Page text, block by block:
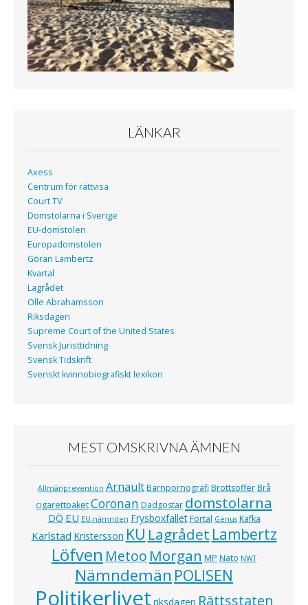
LÄNKAR
Axess
Centrum för rättvisa
Court TV
Domstolarna i Sverige
EU-domstolen
Europadomstolen
Göran Lambertz
Kvartal
Lagrådet
Olle Abrahamsson
Riksdagen
Supreme Court of the United States
Svensk Juristtidning
Svensk Tidskrift
Svenskt kvinnobiografiskt lexikon
MEST OMSKRIVNA ÄMNEN
Allmänprevention Arnault Barnpornografi Brottsoffer Brå
cigarettpaketCoronan Dadgostar domstolarna
DÖ EU EU-nämnden Frysboxfallet Förtal Genus Kafka
Karlstad Kristersson KU Lagrådet Lambertz
Löfven Metoo Morgan MP Nato NWT
Nämndemän POLISEN
Politikerlivet riksdagen Rättsstaten